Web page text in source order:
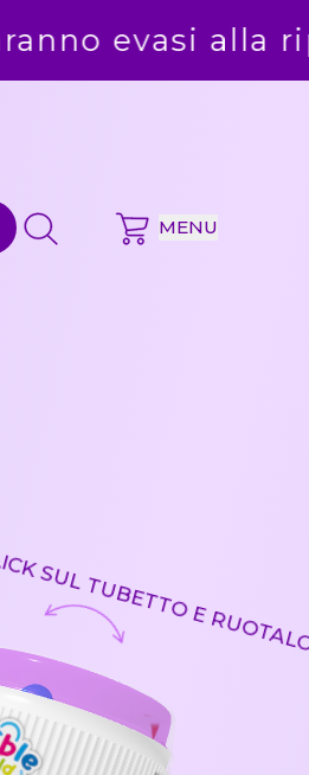
attività, dal
MENU
SUL TUBETTO
E RUOTALO